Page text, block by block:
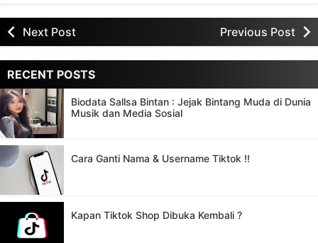
Bella di Sinetron
Anak Jalanan
Syarief
Memuji Sule?
Next Post Previous Post
RECENT POSTS